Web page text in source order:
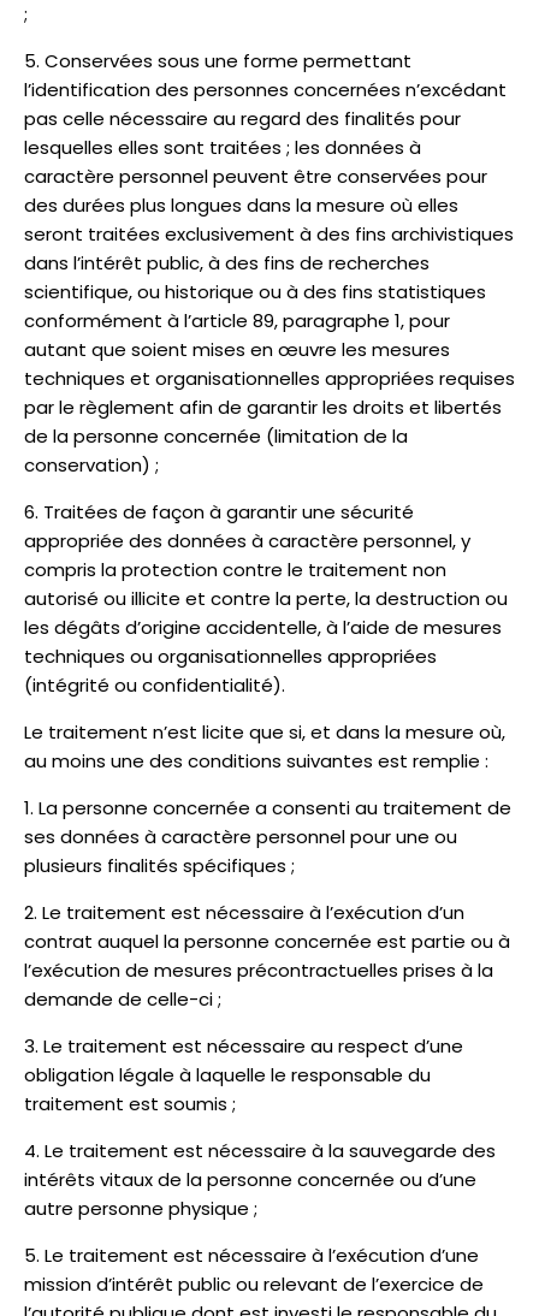
;
Conservées sous une forme permettant
l’identification des personnes concernées n’excédant
pas celle nécessaire au regard des finalités pour
lesquelles elles sont traitées ; les données à
caractère personnel peuvent être conservées pour
des durées plus longues dans la mesure où elles
seront traitées exclusivement à des fins archivistiques
dans l’intérêt public, à des fins de recherches
scientifique, ou historique ou à des fins statistiques
conformément à l’article 89, paragraphe 1, pour
autant que soient mises en œuvre les mesures
techniques et organisationnelles appropriées requises
par le règlement afin de garantir les droits et libertés
de la personne concernée (limitation de la
conservation) ;
Traitées de façon à garantir une sécurité
appropriée des données à caractère personnel, y
compris la protection contre le traitement non
autorisé ou illicite et contre la perte, la destruction ou
les dégâts d’origine accidentelle, à l’aide de mesures
techniques ou organisationnelles appropriées
(intégrité ou confidentialité).
Le traitement n’est licite que si, et dans la mesure où,
au moins une des conditions suivantes est remplie :
La personne concernée a consenti au traitement de
ses données à caractère personnel pour une ou
plusieurs finalités spécifiques ;
Le traitement est nécessaire à l’exécution d’un
contrat auquel la personne concernée est partie ou à
l’exécution de mesures précontractuelles prises à la
demande de celle-ci ;
Le traitement est nécessaire au respect d’une
obligation légale à laquelle le responsable du
traitement est soumis ;
Le traitement est nécessaire à la sauvegarde des
intérêts vitaux de la personne concernée ou d’une
autre personne physique ;
Le traitement est nécessaire à l’exécution d’une
mission d’intérêt public ou relevant de l’exercice de